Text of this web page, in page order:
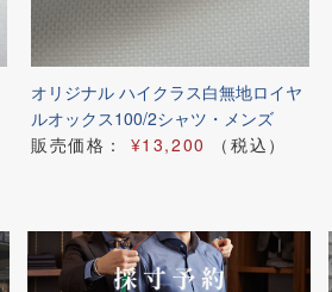
オリジナル ハイクラス白無地ロイヤ
ルオックス100/2シャツ・メンズ
販売価格： ¥13,200 （税込）